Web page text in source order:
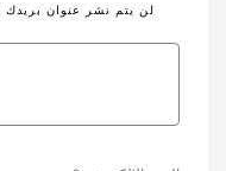
لن يتم نشر عنوان بريدك